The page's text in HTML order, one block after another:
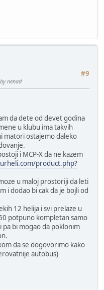
#9
nenad
da dete od devet godina
u klubu ima takvih
matori ostajemo daleko
i MCP-X da ne kazem
product.php?
u maloj prostoriji da leti
i dodao bi cak da je bojli od
12 helija i svi prelaze u
potpuno kompletan samo
pa bi mogao da poklonim
da se dogovorimo kako
autobus)